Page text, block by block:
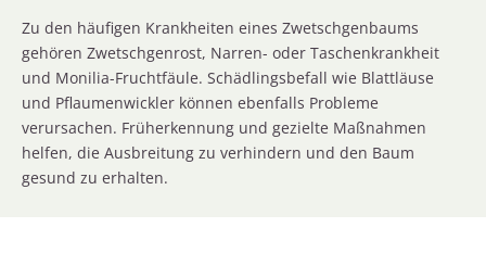
Zu den häufigen Krankheiten eines Zwetschgenbaums
gehören Zwetschgenrost, Narren- oder Taschenkrankheit
und Monilia-Fruchtfäule. Schädlingsbefall wie Blattläuse
und Pflaumenwickler können ebenfalls Probleme
verursachen. Früherkennung und gezielte Maßnahmen
helfen, die Ausbreitung zu verhindern und den Baum
gesund zu erhalten.